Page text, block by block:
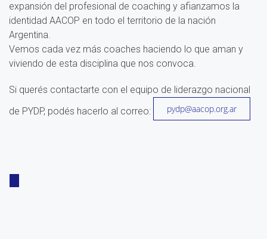
expansión del profesional de coaching y afianzamos la
identidad AACOP en todo el territorio de la nación
Argentina.
Vemos cada vez más coaches haciendo lo que aman y
viviendo de esta disciplina que nos convoca.
Si querés contactarte con el equipo de liderazgo nacional
de PYDP, podés hacerlo al correo:
pydp@aacop.org.ar